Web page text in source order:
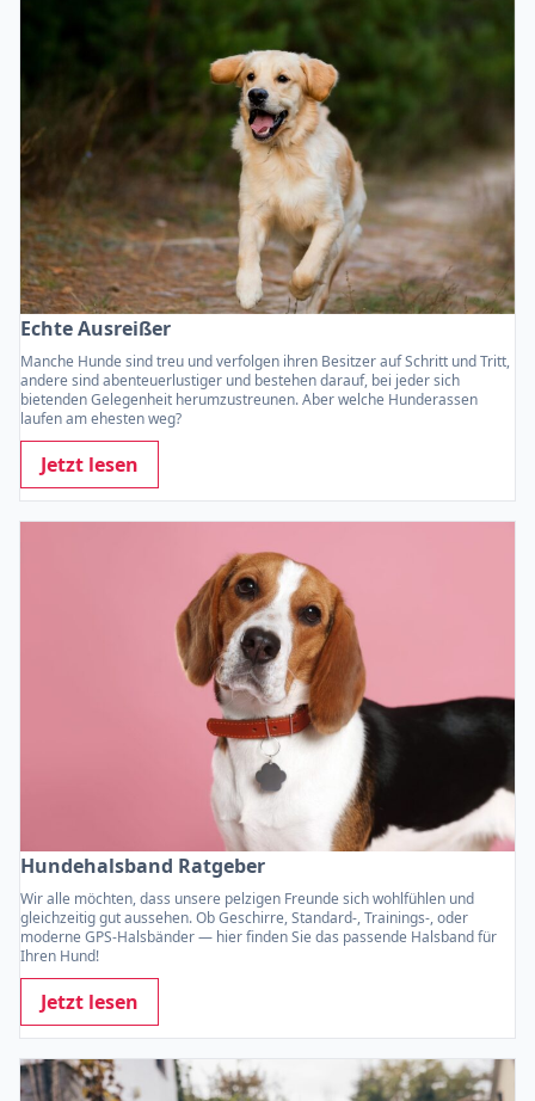
Echte Ausreißer
Manche Hunde sind treu und verfolgen ihren Besitzer auf Schritt und Tritt,
andere sind abenteuerlustiger und bestehen darauf, bei jeder sich
bietenden Gelegenheit herumzustreunen. Aber welche Hunderassen
laufen am ehesten weg?
Jetzt lesen
Hundehalsband Ratgeber
Wir alle möchten, dass unsere pelzigen Freunde sich wohlfühlen und
gleichzeitig gut aussehen. Ob Geschirre, Standard-, Trainings-, oder
moderne GPS-Halsbänder — hier finden Sie das passende Halsband für
Ihren Hund!
Jetzt lesen